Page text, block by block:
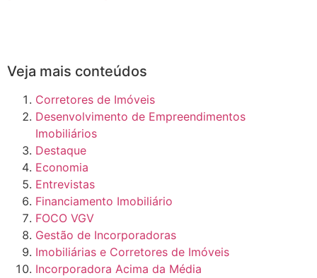
Veja mais conteúdos
Corretores de Imóveis
Desenvolvimento de Empreendimentos
Imobiliários
Destaque
Economia
Entrevistas
Financiamento Imobiliário
FOCO VGV
Gestão de Incorporadoras
Imobiliárias e Corretores de Imóveis
Incorporadora Acima da Média